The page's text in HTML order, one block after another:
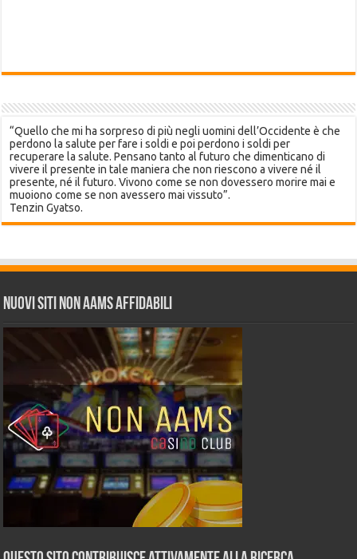
“Quello che mi ha sorpreso di più negli uomini dell’Occidente è che
perdono la salute per fare i soldi e poi perdono i soldi per
recuperare la salute. Pensano tanto al futuro che dimenticano di
vivere il presente in tale maniera che non riescono a vivere né il
presente, né il futuro. Vivono come se non dovessero morire mai e
muoiono come se non avessero mai vissuto”.
Tenzin Gyatso.
Nuovi siti non AAMS affidabili